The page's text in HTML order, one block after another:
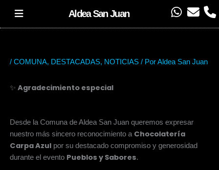
contenido
Aldea San Juan
W
s
E
l
P
/ COMUNA, DESTACADAS, NOTICIAS / PorAldea San Juan
✨ Agradecimiento especial
Desde la Comuna de Aldea San Juan queremos expresar
nuestro más sincero reconocimiento a Chocolatería
Carpa Azul por su destacado compromiso y generosidad
durante el evento Pueblos y Sabores.